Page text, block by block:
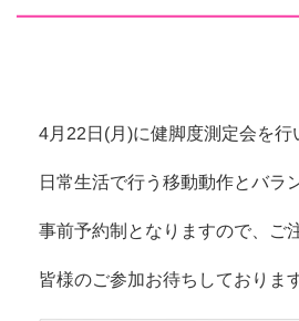
4月22日(月)に健脚度測定会を行
日常生活で行う移動動作とバラ
事前予約制となりますので、ご
皆様のご参加お待ちしております